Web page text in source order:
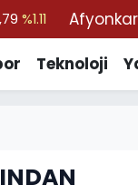
%1.11
%-14
Teknoloji